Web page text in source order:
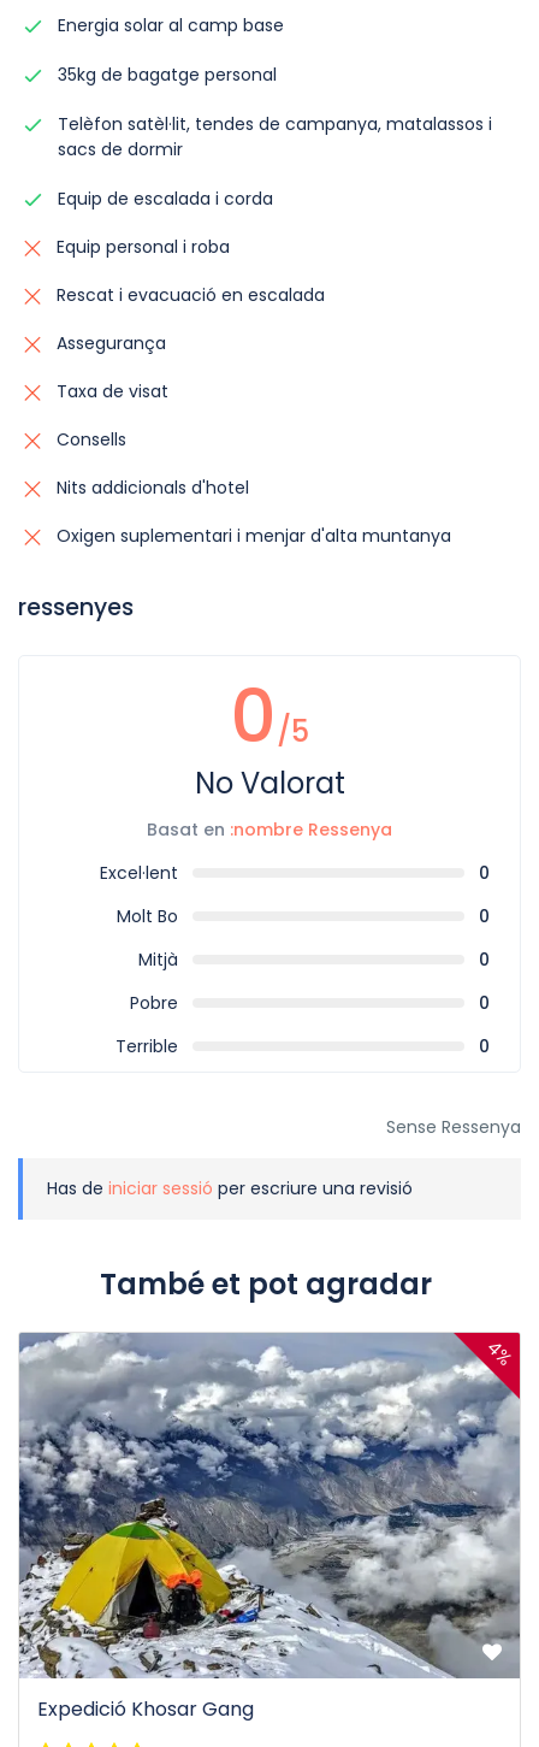
Energia solar al camp base
35kg de bagatge personal
Telèfon satèl·lit, tendes de campanya, matalassos i
sacs de dormir
Equip de escalada i corda
Equip personal i roba
Rescat i evacuació en escalada
Assegurança
Taxa de visat
Consells
Nits addicionals d'hotel
Oxigen suplementari i menjar d'alta muntanya
ressenyes
0/5
No Valorat
Basat en :nombre Ressenya
Excel·lent
0
Molt Bo
0
Mitjà
0
Pobre
0
Terrible
0
Sense Ressenya
Has de iniciar sessió per escriure una revisió
També et pot agradar
4%
Expedició Khosar Gang